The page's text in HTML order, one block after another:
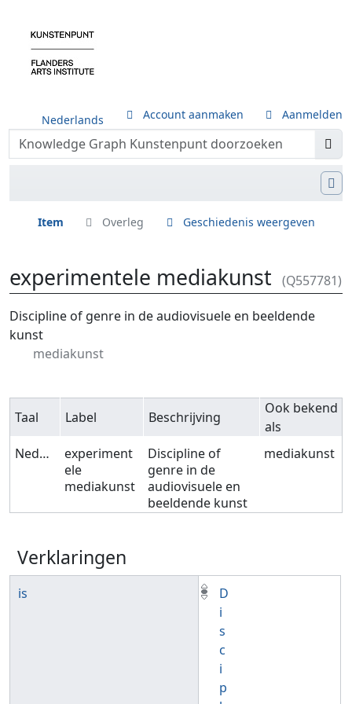
Nederlands Account aanmaken Aanmelden
Item Overleg Geschiedenis weergeven
experimentele mediakunst (Q557781)
Ga naar:navigatie,zoeken
Discipline of genre in de audiovisuele en beeldende
kunst
mediakunst
Taal Label Beschrijving
Ook bekend
als
Nederlands
experiment
ele
mediakunst
Discipline of
genre in de
audiovisuele en
beeldende kunst
mediakunst
Verklaringen
is
D
i
s
c
i
p